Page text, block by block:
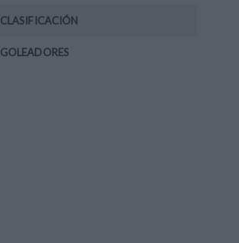
CLASIFICACIÓN
GOLEADORES